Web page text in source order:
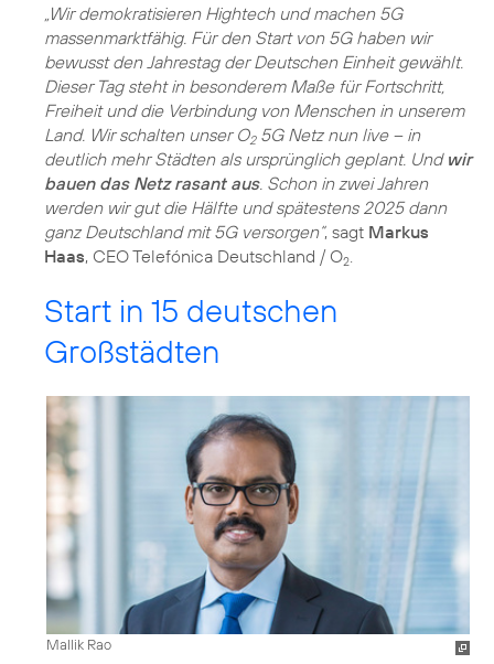
„Wir demokratisieren Hightech und machen 5G
massenmarktfähig. Für den Start von 5G haben wir
bewusst den Jahrestag der Deutschen Einheit gewählt.
Dieser Tag steht in besonderem Maße für Fortschritt,
Freiheit und die Verbindung von Menschen in unserem
Land. Wir schalten unser O25G Netz nun live – in
deutlich mehr Städten als ursprünglich geplant. Und wir
bauen das Netz rasant aus. Schon in zwei Jahren
werden wir gut die Hälfte und spätestens 2025 dann
ganz Deutschland mit 5G versorgen“, sagt Markus
Haas, CEO Telefónica Deutschland / O2
Start in 15 deutschen
Großstädten
Mallik Rao